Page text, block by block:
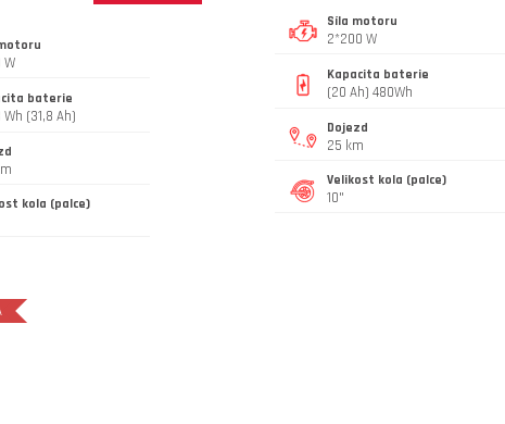
W
baterie
Wh (31,8 Ah)
kola (palce)
Síla motoru
2*200 W
Kapacita baterie
(20 Ah) 480Wh
Dojezd
25 km
Velikost kola (palce)
10"